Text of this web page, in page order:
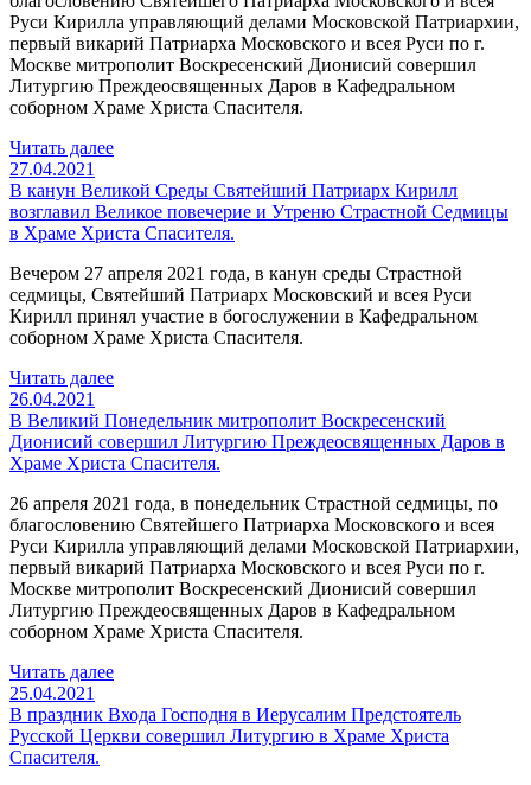
Руси Кирилла управляющий делами Московской Патриархии,
первый викарий Патриарха Московского и всея Руси по г.
Москве митрополит Воскресенский Дионисий совершил
Литургию Преждеосвященных Даров в Кафедральном
соборном Храме Христа Спасителя.
Читать далее
27.04.2021
В канун Великой Среды Святейший Патриарх Кирилл
возглавил Великое повечерие и Утреню Страстной Седмицы
в Храме Христа Спасителя.
Вечером 27 апреля 2021 года, в канун среды Страстной
седмицы, Святейший Патриарх Московский и всея Руси
Кирилл принял участие в богослужении в Кафедральном
соборном Храме Христа Спасителя.
Читать далее
26.04.2021
В Великий Понедельник митрополит Воскресенский
Дионисий совершил Литургию Преждеосвященных Даров в
Храме Христа Спасителя.
26 апреля 2021 года, в понедельник Страстной седмицы, по
благословению Святейшего Патриарха Московского и всея
Руси Кирилла управляющий делами Московской Патриархии,
первый викарий Патриарха Московского и всея Руси по г.
Москве митрополит Воскресенский Дионисий совершил
Литургию Преждеосвященных Даров в Кафедральном
соборном Храме Христа Спасителя.
Читать далее
25.04.2021
В праздник Входа Господня в Иерусалим Предстоятель
Русской Церкви совершил Литургию в Храме Христа
Спасителя.